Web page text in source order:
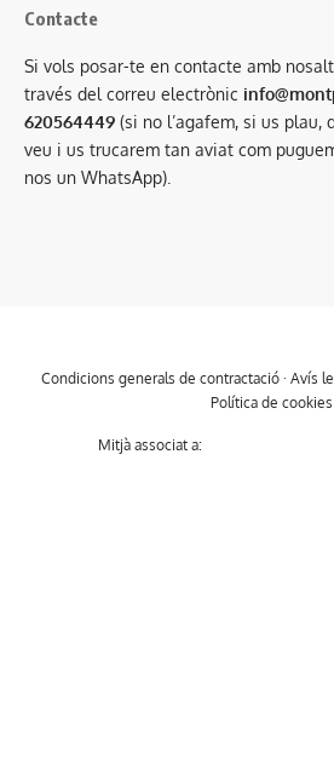
Contacte
Si vols posar-te en contacte amb
través del correu electrònic
620564449 (si no l’agafem, si us plau,
veu i us trucarem tan aviat com
nos un WhatsApp).
Condicions generals de contractació· Avís
Política de cookies
Mitjà associat a: